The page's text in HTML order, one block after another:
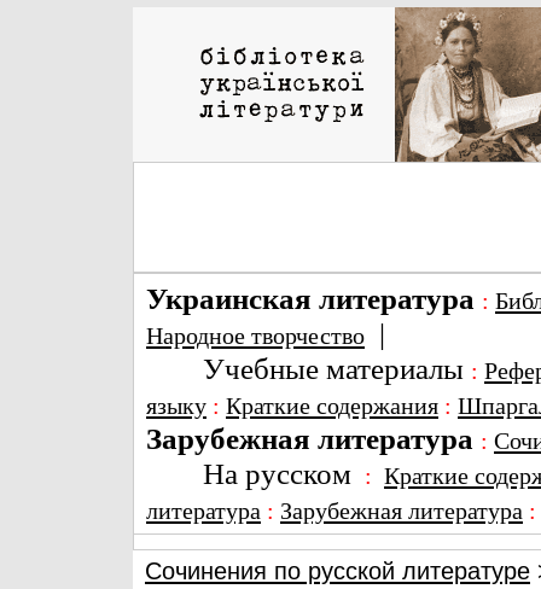
Украинская литература :
Народное творчество |
Учебные материалы :
языку : Краткие содержания :
Зарубежная литература :
На русском : Краткие
литература : Зарубежная литература
Сочинения по русской литературе